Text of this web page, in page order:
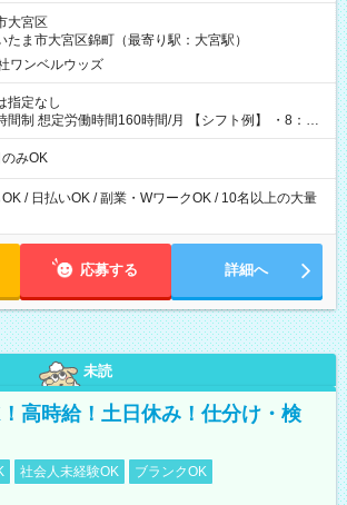
大宮区
たま市大宮区錦町（最寄り駅：大宮駅）
ワンベルウッズ
指定なし
定労働時間160時間/月 【シフト例】 ・8：00
みOK
/ 日払いOK / 副業・WワークOK / 10名以上の大量
応募する 詳細へ
未読
高時給！土日休み！仕分け・検
社会人未経験OK
ブランクOK